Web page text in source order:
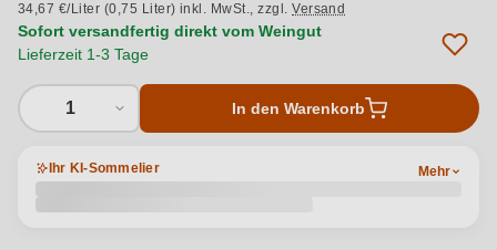
34,67 €/Liter (0,75 Liter) inkl. MwSt.,zzgl.Versand
Sofort versandfertig direkt vom Weingut
Lieferzeit 1-3 Tage
1 In den Warenkorb
Ihr KI-Sommelier Mehr